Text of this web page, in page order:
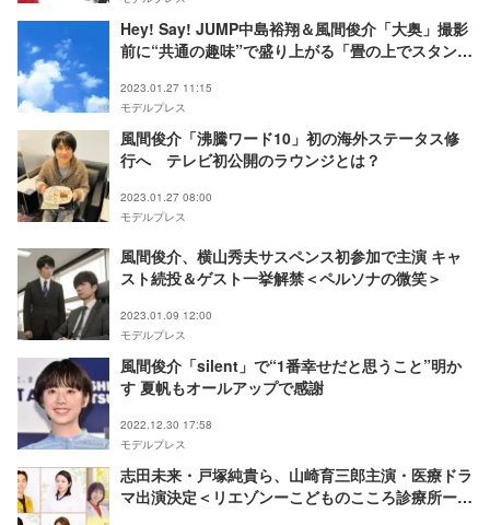
Hey! Say! JUMP中島裕翔＆風間俊介「大奥」撮影
前に“共通の趣味”で盛り上がる「畳の上でスタンバ
2023.01.27 11:15
モデルプレス
風間俊介「沸騰ワード10」初の海外ステータス修
行へ テレビ初公開のラウンジとは？
2023.01.27 08:00
モデルプレス
風間俊介、横山秀夫サスペンス初参加で主演 キャ
スト続投＆ゲスト一挙解禁＜ペルソナの微笑＞
2023.01.09 12:00
モデルプレス
風間俊介「silent」で“1番幸せだと思うこと”明か
す 夏帆もオールアップで感謝
2022.12.30 17:58
モデルプレス
志田未来・戸塚純貴ら、山崎育三郎主演・医療ドラ
マ出演決定＜リエゾンーこどものこころ診療所ー／